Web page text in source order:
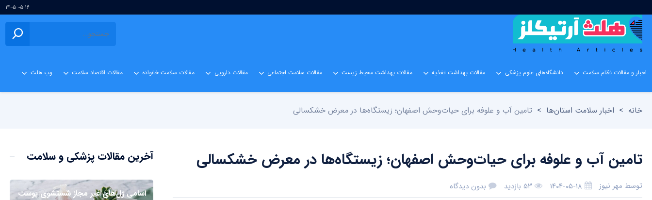
۱۴۰۵-۰۵-۱۶
اخبار و مقالات نظام سلامت دانشگاه‌های علوم پزشکی مقالات بهداشت تغذیه مقالات بهداشت محیط زیست مقالات سلامت اجتماعی مقالات دارویی مقالات سلامت خانواده مقالات اقتصاد سلامت وب هلث
خانه > اخبار سلامت استان‌ها > تامین آب و علوفه برای حیات‌وحش اصفهان؛ زیستگاه‌ها در معرض خشکسالی
تامین آب و علوفه برای حیات‌وحش اصفهان؛ زیستگاه‌ها در معرض خشکسالی
توسط مهر نیوز ۱۴۰۴-۰۵-۱۸ ۵۳ بازدید بدون دیدگاه
آخرین مقالات پزشکی و سلامت
اسامی ژل‌های غیر مجاز شستشوی پوست